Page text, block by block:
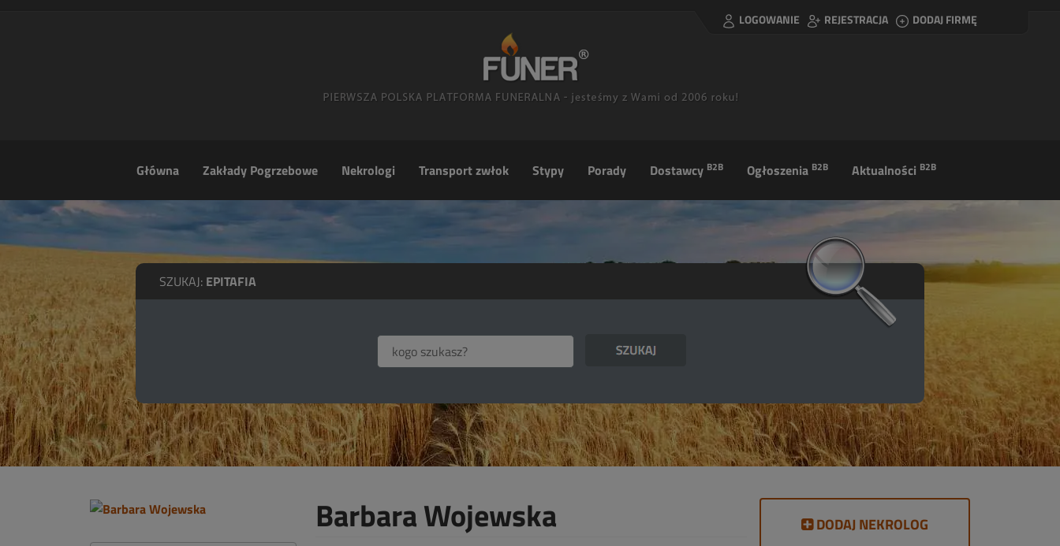
LOGOWANIE REJESTRACJA DODAJ FIRMĘ
Główna Zakłady Pogrzebowe Nekrologi Transport zwłok Stypy Porady Dostawcy B2B Ogłoszenia B2B Aktualności B2B
SZUKAJ: EPITAFIA
Barbara Wojewska DODAJ NEKROLOG